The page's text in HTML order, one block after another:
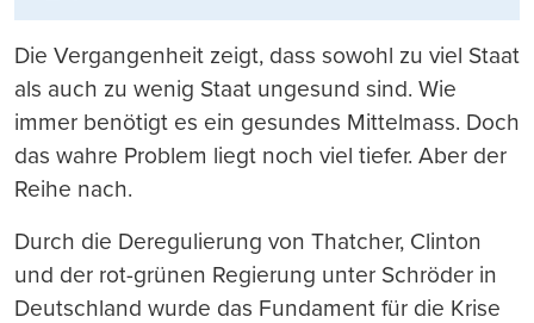
Die Vergangenheit zeigt, dass sowohl zu viel Staat
als auch zu wenig Staat ungesund sind. Wie
immer benötigt es ein gesundes Mittelmass. Doch
das wahre Problem liegt noch viel tiefer. Aber der
Reihe nach.
Durch die Deregulierung von Thatcher, Clinton
und der rot-grünen Regierung unter Schröder in
Deutschland wurde das Fundament für die Krise